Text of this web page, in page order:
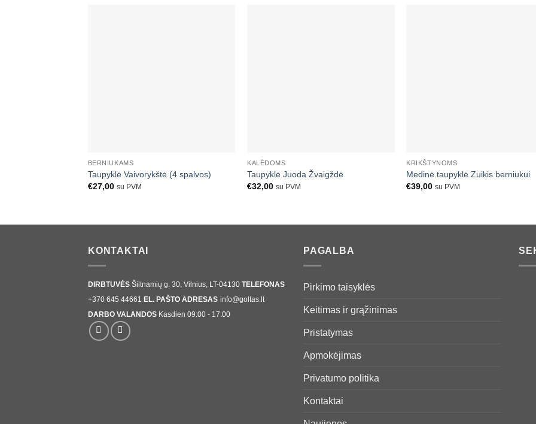
BERNIUKAMS
Taupyklė Vaivorykštė (4 spalvos)
€27,00 su PVM
KALĖDOMS
Taupyklė Juoda Žvaigždė
€32,00 su PVM
KRIKŠTYNOMS
Medinė taupyklė Zuikis berniukui
€39,00 su PVM
KONTAKTAI
DIRBTUVĖS Šiltnamių g. 30, Vilnius, LT-04130 TELEFONAS
+370 645 44661 EL. PAŠTO ADRESAS info@goltas.lt
DARBO VALANDOS Kasdien 09:00 - 17:00
PAGALBA
Pirkimo taisyklės
Keitimas ir grąžinimas
Pristatymas
Apmokėjimas
Privatumo politika
Kontaktai